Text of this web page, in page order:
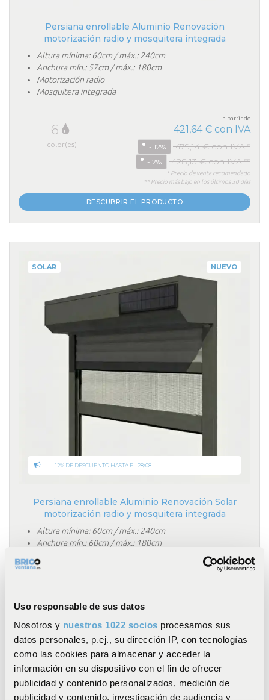
Uso responsable de sus datos
Nosotros y nuestros 1022 socios procesamos sus
datos personales, p.ej., su dirección IP, con tecnologías
como las cookies para almacenar y acceder la
información en su dispositivo con el fin de ofrecer
publicidad y contenido personalizados, medición de
publicidad y contenido, investigación de audiencia y
Persiana enrollable Aluminio Renovación
motorización radio y mosquitera integrada
Altura mínima: 60cm / máx.: 240cm
Anchura mín.: 57cm / máx.: 180cm
Motorización radio
Mosquitera integrada
6
color(es)
a partir de
421,64 € con IVA
- 12% 479,14 € con IVA *
- 2% 428,13 € con IVA **
* Precio de venta recomendado
** Precio más bajo en los últimos 30 días
DESCUBRIR EL PRODUCTO
SOLAR NUEVO
12% DE DESCUENTO HASTA EL 28/08
Persiana enrollable Aluminio Renovación Solar
motorización radio y mosquitera integrada
Altura mínima: 60cm / máx.: 240cm
Anchura mín.: 60cm / máx.: 180cm
Motorización radio Solar
6
- 12% 699,65 € con IVA *
- 2% 625,17 € con IVA **
** Precio más bajo en los últimos 30 días